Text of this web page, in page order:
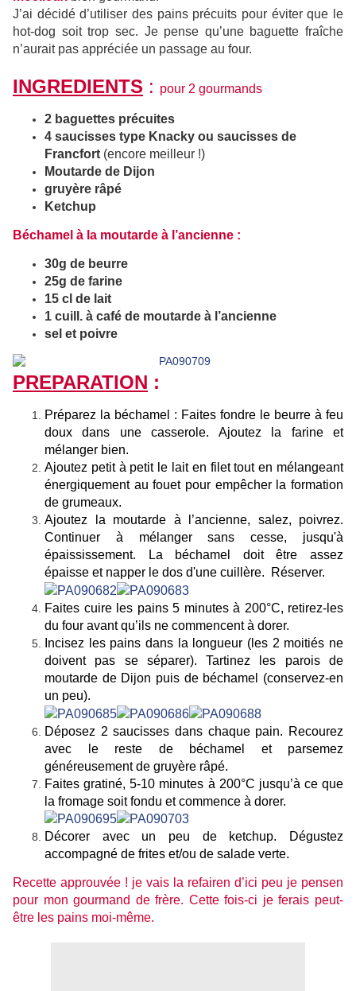
J’ai décidé d’utiliser des pains précuits pour éviter que le
hot-dog soit trop sec. Je pense qu’une baguette fraîche
n’aurait pas appréciée un passage au four.
INGREDIENTS : pour 2 gourmands
2 baguettes précuites
4 saucisses type Knacky ou saucisses de
Francfort (encore meilleur !)
Moutarde de Dijon
gruyère râpé
Ketchup
Béchamel à la moutarde à l’ancienne :
30g de beurre
25g de farine
15 cl de lait
1 cuill. à café de moutarde à l’ancienne
sel et poivre
PREPARATION :
Préparez la béchamel : Faites fondre le beurre à feu
doux dans une casserole. Ajoutez la farine et
mélanger bien.
Ajoutez petit à petit le lait en filet tout en mélangeant
énergiquement au fouet pour empêcher la formation
de grumeaux.
Ajoutez la moutarde à l’ancienne, salez, poivrez.
Continuer à mélanger sans cesse, jusqu'à
épaississement. La béchamel doit être assez
épaisse et napper le dos d'une cuillère. Réserver.
Faites cuire les pains 5 minutes à 200°C, retirez-les
du four avant qu’ils ne commencent à dorer.
Incisez les pains dans la longueur (les 2 moitiés ne
doivent pas se séparer). Tartinez les parois de
moutarde de Dijon puis de béchamel (conservez-en
un peu).
Déposez 2 saucisses dans chaque pain. Recourez
avec le reste de béchamel et parsemez
généreusement de gruyère râpé.
Faites gratiné, 5-10 minutes à 200°C jusqu’à ce que
la fromage soit fondu et commence à dorer.
Décorer avec un peu de ketchup. Dégustez
accompagné de frites et/ou de salade verte.
Recette approuvée ! je vais la refairen d’ici peu je pensen
pour mon gourmand de frère. Cette fois-ci je ferais peut-
être les pains moi-même.